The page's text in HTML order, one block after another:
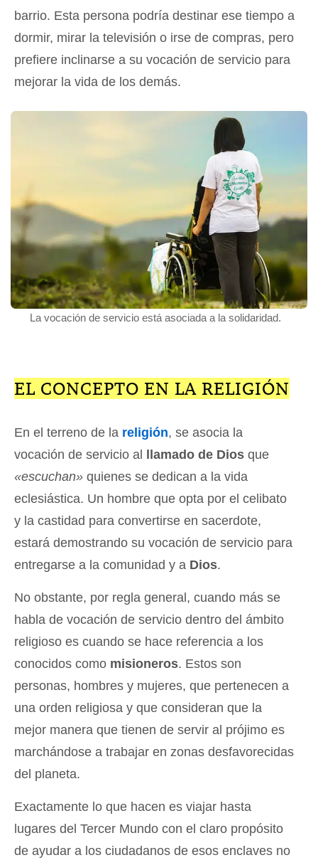
barrio. Esta persona podría destinar ese tiempo a
dormir, mirar la televisión o irse de compras, pero
prefiere inclinarse a su vocación de servicio para
mejorar la vida de los demás.
La vocación de servicio está asociada a la solidaridad.
EL CONCEPTO EN LA RELIGIÓN
En el terreno de la religión, se asocia la
vocación de servicio al
llamado de Dios que
«escuchan» quienes se dedican a la vida
eclesiástica. Un hombre que opta por el celibato
y la castidad para convertirse en sacerdote,
estará demostrando su vocación de servicio para
entregarse a la comunidad y a Dios.
No obstante, por regla general, cuando más se
habla de vocación de servicio dentro del ámbito
religioso es cuando se hace referencia a los
conocidos como misioneros. Estos son
personas, hombres y mujeres, que pertenecen a
una orden religiosa y que consideran que la
mejor manera que tienen de servir al prójimo es
marchándose a trabajar en zonas desfavorecidas
del planeta.
Exactamente lo que hacen es viajar hasta
lugares del Tercer Mundo con el claro propósito
de ayudar a los ciudadanos de esos enclaves no